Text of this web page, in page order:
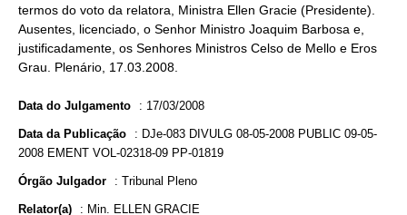
termos do voto da relatora, Ministra Ellen Gracie (Presidente).
Ausentes, licenciado, o Senhor Ministro Joaquim Barbosa e,
justificadamente, os Senhores Ministros Celso de Mello e Eros
Grau. Plenário, 17.03.2008.
Data do Julgamento : 17/03/2008
Data da Publicação : DJe-083 DIVULG 08-05-2008 PUBLIC 09-05-
2008 EMENT VOL-02318-09 PP-01819
Órgão Julgador : Tribunal Pleno
Relator(a) : Min. ELLEN GRACIE